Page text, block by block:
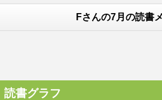
Fさんの7月の読書
読書グラフ